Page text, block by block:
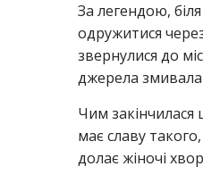
За легендою,
одружитися
звернулися до
джерела змивала
Чим закінчилася
має славу
долає жіночі